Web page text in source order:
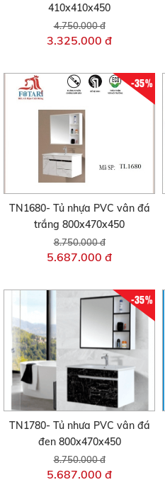
410x410x450
4.750.000 đ
3.325.000 đ
-35%
TN1680- Tủ nhựa PVC vân đá
trắng 800x470x450
8.750.000 đ
5.687.000 đ
-35%
TN1780- Tủ nhưa PVC vân đá
đen 800x470x450
8.750.000 đ
5.687.000 đ